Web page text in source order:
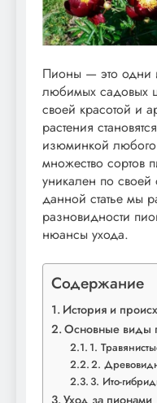
Пионы — это одни
любимых садовых
своей красотой и
растения
изюминкой любого
множество сортов
уникален по
данной статье мы
разновидности
нюансы ухода.
Содержание
История и
Основные виды
1.
2.
3. Ито-
Уход за пионами